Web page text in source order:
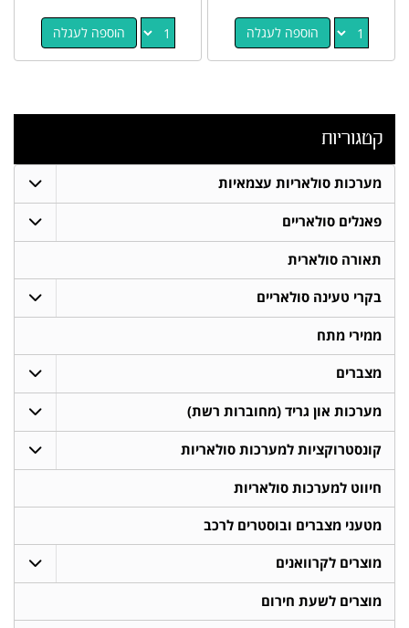
הוספה לעגלה הוספה לעגלה
קטגוריות
מערכות סולאריות עצמאיות
פאנלים סולאריים
תאורה סולארית
בקרי טעינה סולאריים
ממירי מתח
מצברים
מערכות און גריד (מחוברות רשת)
קונסטרוקציות למערכות סולאריות
חיווט למערכות סולאריות
מטעני מצברים ובוסטרים לרכב
מוצרים לקרוואנים
מוצרים לשעת חירום